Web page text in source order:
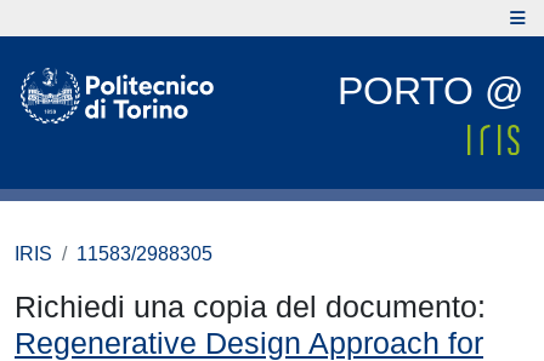
PORTO @
IRIS 11583/2988305
Richiedi una copia del documento:
Regenerative Design Approach for